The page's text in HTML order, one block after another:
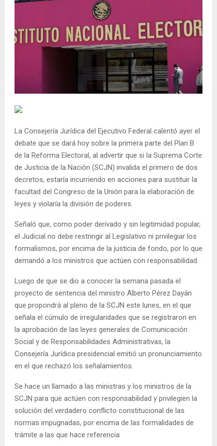
La Consejería Jurídica del Ejecutivo Federal calentó ayer el
debate que se dará hoy sobre la primera parte del Plan B
de la Reforma Electoral, al advertir que si la Suprema Corte
de Justicia de la Nación (SCJN) invalida el primero de dos
decretos, estaría incurriendo en acciones para sustituir la
facultad del Congreso de la Unión para la elaboración de
leyes y violaría la división de poderes.
Señaló que, como poder derivado y sin legitimidad popular,
el Judicial no debe restringir al Legislativo ni privilegiar los
formalismos, por encima de la justicia de fondo, por lo que
demandó a los ministros que actúen con responsabilidad.
Luego de que se dio a conocer la semana pasada el
proyecto de sentencia del ministro Alberto Pérez Dayán
que propondrá al pleno de la SCJN este lunes, en el que
señala el cúmulo de irregularidades que se registraron en
la aprobación de las leyes generales de Comunicación
Social y de Responsabilidades Administrativas, la
Consejería Jurídica presidencial emitió un pronunciamiento
en el que rechazó los señalamientos.
Se hace un llamado a las ministras y los ministros de la
SCJN para que actúen con responsabilidad y privilegien la
solución del verdadero conflicto constitucional de las
normas impugnadas, por encima de las formalidades de
trámite a las que hace referencia